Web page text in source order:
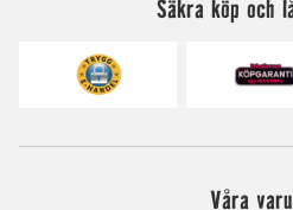
Säkra köp och
Våra